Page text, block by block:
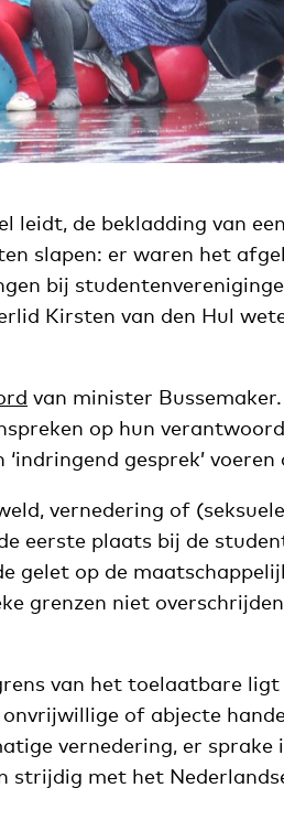
de bekladding van een
slapen: er waren het
bij
Kirsten van den Hul
van minister Bussemaker.
op hun
‘indringend gesprek’
vernedering of
eerste plaats bij de
gelet op de
grenzen niet
van het toelaatbare
of abjecte
vernedering, er sprake
strijdig met het